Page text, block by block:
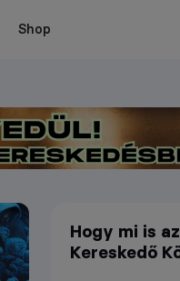
Shop
Hogy mi is
Kereskedő